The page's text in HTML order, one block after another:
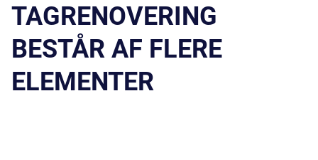
TAGRENOVERING
BESTÅR AF FLERE
ELEMENTER